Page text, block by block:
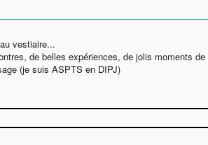
vestiaire...
de belles expériences, de jolis moments
(je suis ASPTS en DIPJ)